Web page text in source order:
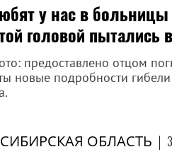
у нас в больницы
головой пытались
предоставлено отцом
новые подробности
ОБЛАСТЬ |